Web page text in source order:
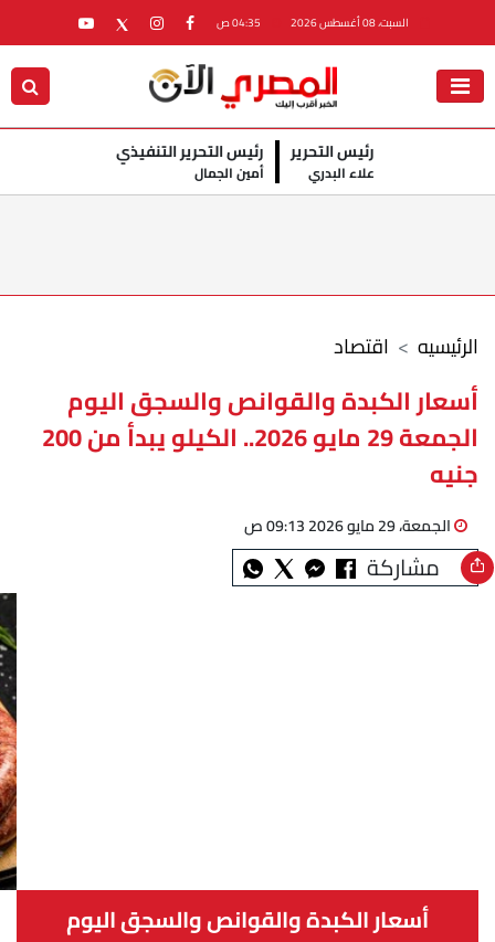
السبت، 08 أغسطس 2026
رئيس التحرير
علاء البدري
رئيس التحرير التنفيذي
أمين الجمال
اقتصاد الرئيسيه
أسعار الكبدة والقوانص والسجق اليوم
الجمعة 29 مايو 2026.. الكيلو يبدأ من 200
جنيه
الجمعة، 29 مايو 2026 09:13 ص
مشاركة
أسعار الكبدة والقوانص والسجق اليوم